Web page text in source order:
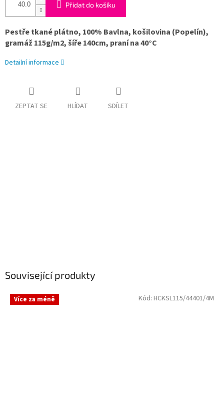
Přidat do košíku
Pestře tkané plátno, 100% Bavlna, košilovina (Popelín),
gramáž 115g/m2, šíře 140cm, praní na 40°C
Detailní informace
ZEPTAT SE HLÍDAT SDÍLET
Související produkty
Více za méně Kód: HCKSL115/44401/4M